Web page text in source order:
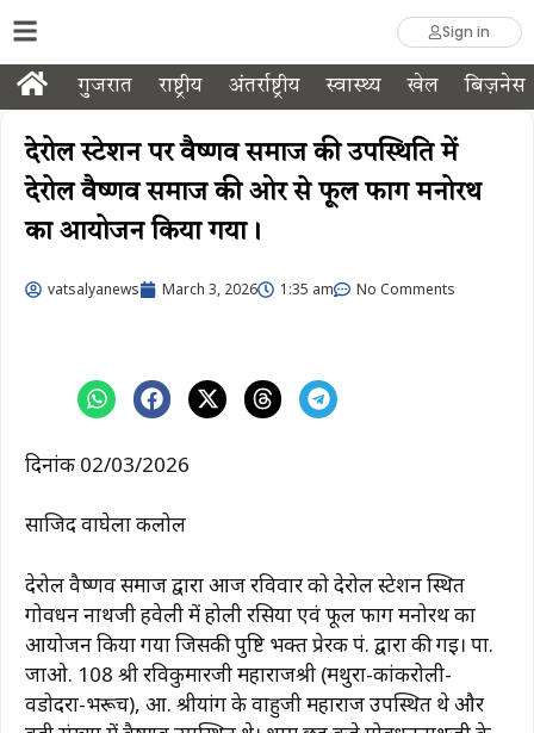
Sign in
गुजरात राष्ट्रीय अंतर्राष्ट्रीय स्वास्थ्य खेल बिज़नेस
देरोल स्टेशन पर वैष्णव समाज की उपस्थिति में
देरोल वैष्णव समाज की ओर से फूल फाग मनोरथ
का आयोजन किया गया।
vatsalyanews March 3, 2026 1:35 am No Comments
दिनांक 02/03/2026
साजिद वाघेला कलोल
देरोल वैष्णव समाज द्वारा आज रविवार को देरोल स्टेशन स्थित
गोवर्धन नाथजी हवेली में होली रसिया एवं फूल फाग मनोरथ का
आयोजन किया गया जिसकी पुष्टि भक्त प्रेरक पं. द्वारा की गई। पा.
जाओ. 108 श्री रविकुमारजी महाराजश्री (मथुरा-कांकरोली-
वडोदरा-भरूच), आ. श्रीयांग के वाहुजी महाराज उपस्थित थे और